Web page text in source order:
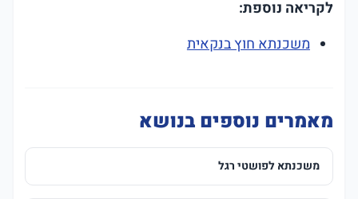
לקריאה נוספת:
משכנתא חוץ בנקאית
מאמרים נוספים בנושא
משכנתא לפושטי רגל